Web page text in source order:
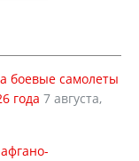
боевые самолеты
года 7 августа,